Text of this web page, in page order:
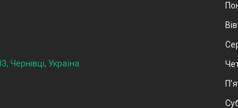
Чернівці, Україна